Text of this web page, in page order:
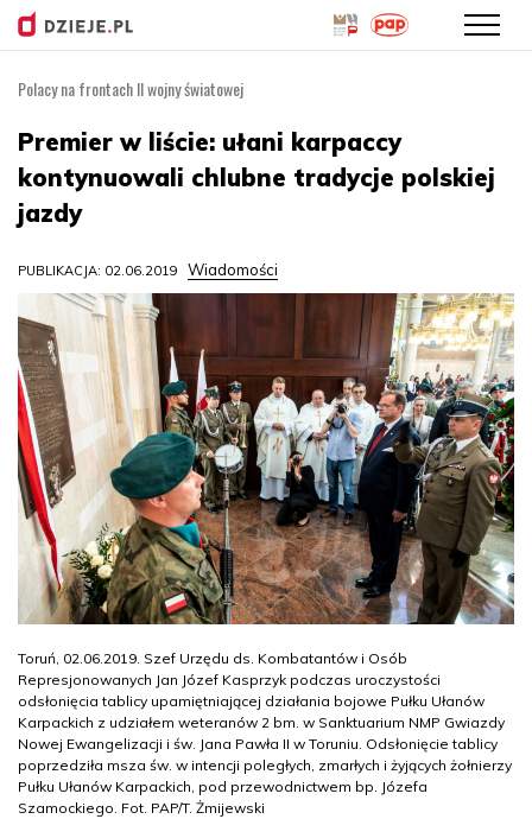
treści
Polacy na frontach II wojny światowej
Premier w liście: ułani karpaccy
kontynuowali chlubne tradycje polskiej
jazdy
PUBLIKACJA: 02.06.2019 Wiadomości
Toruń, 02.06.2019. Szef Urzędu ds. Kombatantów i Osób
Represjonowanych Jan Józef Kasprzyk podczas uroczystości
odsłonięcia tablicy upamiętniającej działania bojowe Pułku Ułanów
Karpackich z udziałem weteranów 2 bm. w Sanktuarium NMP Gwiazdy
Nowej Ewangelizacji i św. Jana Pawła II w Toruniu. Odsłonięcie tablicy
poprzedziła msza św. w intencji poległych, zmarłych i żyjących żołnierzy
Pułku Ułanów Karpackich, pod przewodnictwem bp. Józefa
Szamockiego. Fot. PAP/T. Żmijewski